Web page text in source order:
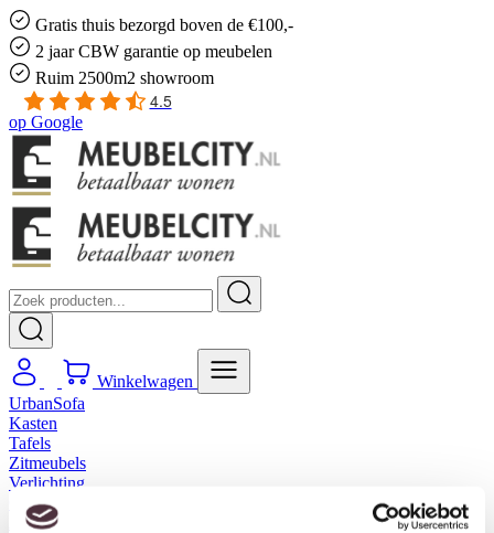
Gratis thuis bezorgd boven de €100,-
2 jaar CBW garantie op meubelen
Ruim 2500m2 showroom
4.5
op Google
Winkelwagen
UrbanSofa
Kasten
Tafels
Zitmeubels
Verlichting
Outdoor
Accessoires